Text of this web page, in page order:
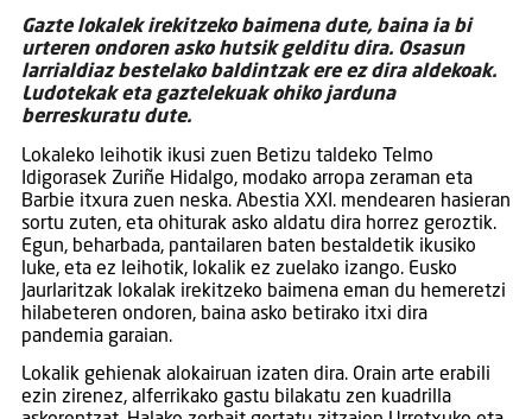
Gazte lokalek irekitzeko baimena dute, baina ia bi
urteren ondoren asko hutsik gelditu dira. Osasun
larrialdiaz bestelako baldintzak ere ez dira aldekoak.
Ludotekak eta gaztelekuak ohiko jarduna
berreskuratu dute.
Lokaleko leihotik ikusi zuen Betizu taldeko Telmo
Idigorasek Zuriñe Hidalgo, modako arropa zeraman eta
Barbie itxura zuen neska. Abestia XXI. mendearen hasieran
sortu zuten, eta ohiturak asko aldatu dira horrez geroztik.
Egun, beharbada, pantailaren baten bestaldetik ikusiko
luke, eta ez leihotik, lokalik ez zuelako izango. Eusko
Jaurlaritzak lokalak irekitzeko baimena eman du hemeretzi
hilabeteren ondoren, baina asko betirako itxi dira
pandemia garaian.
Lokalik gehienak alokairuan izaten dira. Orain arte erabili
ezin zirenez, alferrikako gastu bilakatu zen kuadrilla